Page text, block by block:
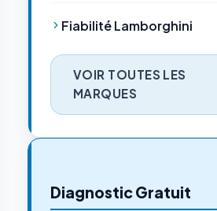
Fiabilité Lamborghini
VOIR TOUTES LES
MARQUES
Diagnostic Gratuit